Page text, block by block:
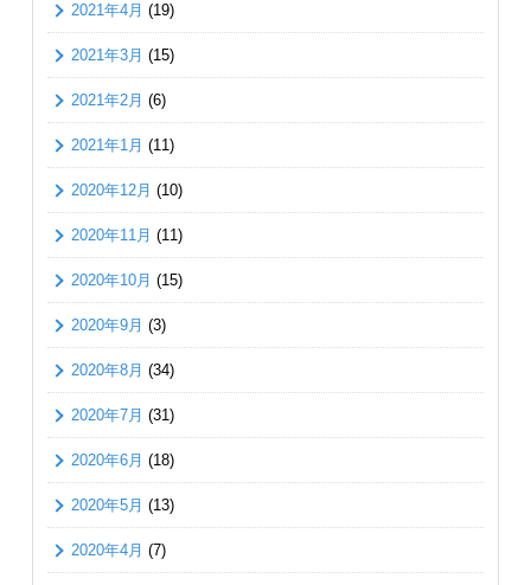
2021年4月 (19)
2021年3月 (15)
2021年2月 (6)
2021年1月 (11)
2020年12月 (10)
2020年11月 (11)
2020年10月 (15)
2020年9月 (3)
2020年8月 (34)
2020年7月 (31)
2020年6月 (18)
2020年5月 (13)
2020年4月 (7)